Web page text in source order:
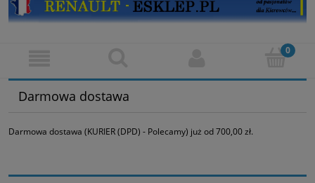
Darmowa dostawa
Darmowa dostawa (KURIER (DPD) - Polecamy) już od 700,00 zł.